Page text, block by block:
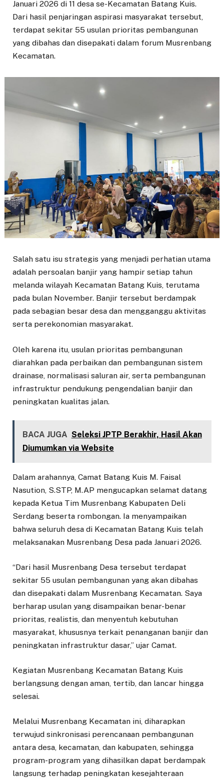
Januari 2026 di 11 desa se-Kecamatan Batang Kuis.
Dari hasil penjaringan aspirasi masyarakat tersebut,
terdapat sekitar 55 usulan prioritas pembangunan
yang dibahas dan disepakati dalam forum Musrenbang
Kecamatan.
Salah satu isu strategis yang menjadi perhatian utama
adalah persoalan banjir yang hampir setiap tahun
melanda wilayah Kecamatan Batang Kuis, terutama
pada bulan November. Banjir tersebut berdampak
pada sebagian besar desa dan mengganggu aktivitas
serta perekonomian masyarakat.
Oleh karena itu, usulan prioritas pembangunan
diarahkan pada perbaikan dan pembangunan sistem
drainase, normalisasi saluran air, serta pembangunan
infrastruktur pendukung pengendalian banjir dan
peningkatan kualitas jalan.
BACA JUGA Seleksi JPTP Berakhir, Hasil Akan
Diumumkan via Website
Dalam arahannya, Camat Batang Kuis M. Faisal
Nasution, S.STP, M.AP mengucapkan selamat datang
kepada Ketua Tim Musrenbang Kabupaten Deli
Serdang beserta rombongan. Ia menyampaikan
bahwa seluruh desa di Kecamatan Batang Kuis telah
melaksanakan Musrenbang Desa pada Januari 2026.
“Dari hasil Musrenbang Desa tersebut terdapat
sekitar 55 usulan pembangunan yang akan dibahas
dan disepakati dalam Musrenbang Kecamatan. Saya
berharap usulan yang disampaikan benar-benar
prioritas, realistis, dan menyentuh kebutuhan
masyarakat, khususnya terkait penanganan banjir dan
peningkatan infrastruktur dasar,” ujar Camat.
Kegiatan Musrenbang Kecamatan Batang Kuis
berlangsung dengan aman, tertib, dan lancar hingga
selesai.
Melalui Musrenbang Kecamatan ini, diharapkan
terwujud sinkronisasi perencanaan pembangunan
antara desa, kecamatan, dan kabupaten, sehingga
program-program yang dihasilkan dapat berdampak
langsung terhadap peningkatan kesejahteraan